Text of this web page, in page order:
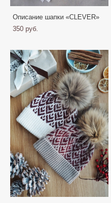
Описание шапки «CLEVER»
350 pуб.